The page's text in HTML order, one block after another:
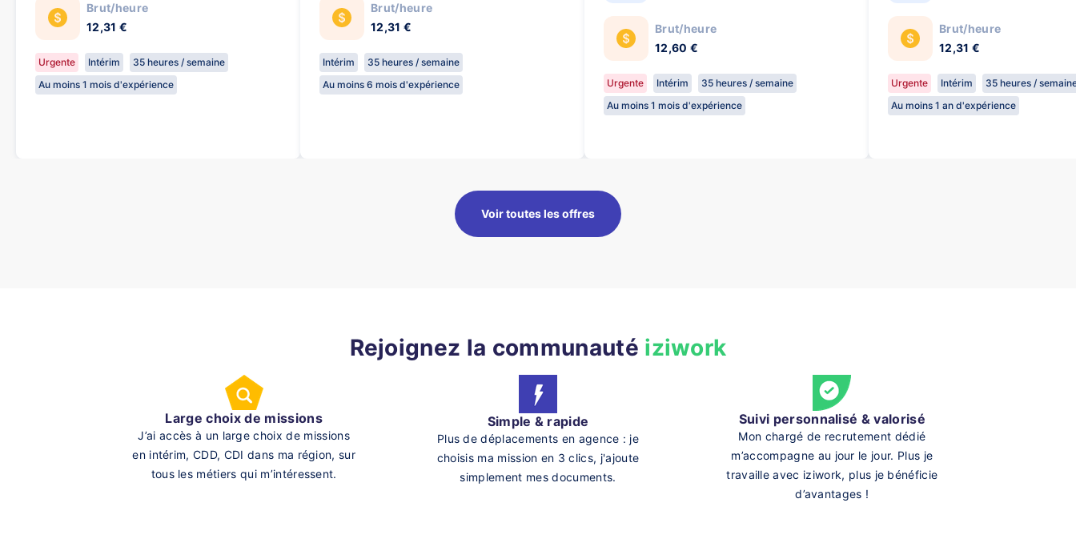
Brut/heure
12,31 €
Urgente Intérim
35 heures / semaine
Au moins 1 mois d'expérience
Brut/heure
12,31 €
Intérim
35 heures / semaine
Au moins 6 mois d'expérience
Brut/heure
12,60 €
Urgente Intérim
35 heures / semaine
Au moins 1 mois d'expérience
Brut/heure
12,31 €
Urgente Intérim
35 heures /
Au moins 1 an d'expérience
Voir toutes les offres
Rejoignez la communauté iziwork
Large choix de missions
J’ai accès à un large choix de missions
en intérim, CDD, CDI dans ma région, sur
tous les métiers qui m’intéressent.
Simple & rapide
Plus de déplacements en agence : je
choisis ma mission en 3 clics, j'ajoute
simplement mes documents.
Suivi personnalisé & valorisé
Mon chargé de recrutement dédié
m’accompagne au jour le jour. Plus je
travaille avec iziwork, plus je bénéficie
d’avantages !